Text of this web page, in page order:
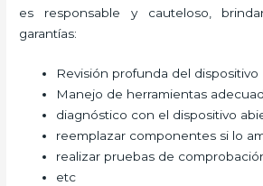
es responsable y cauteloso,
garantías:
Revisión profunda del dispositivo
Manejo de herramientas
diagnóstico con el dispositivo
reemplazar componentes si lo
realizar pruebas de
etc